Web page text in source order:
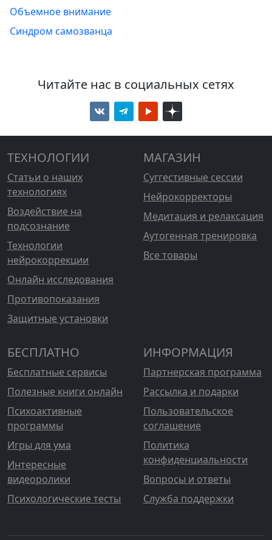
Объемное внимание
Синдром самозванца
Читайте нас в социальных сетях
ТЕХНОЛОГИИ
Статьи о наших
технологиях
Воздействие на
подсознание
Технологии
нейрокоррекции
Онлайн исследования
Противопоказания
Защитные установки
МАГАЗИН
Суггестивные сессии
Нейрокорректоры
Медитация и релаксация
Аутогенная тренировка
Все товары
БЕСПЛАТНО
Бесплатные сервисы
Полезные книги онлайн
Психоактивные
программы
Игры для ума
Интересные
видеоролики
Психологические тесты
ИНФОРМАЦИЯ
Партнерская программа
Рассылка и подарки
Пользовательское
соглашение
Политика
конфиденциальности
Вопросы и ответы
Служба поддержки